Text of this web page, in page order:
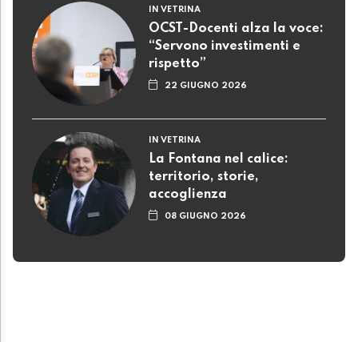
IN VETRINA
OCST-Docenti alza la voce:
“Servono investimenti e
rispetto”
22 GIUGNO 2026
IN VETRINA
La Fontana nel calice:
territorio, storie,
accoglienza
08 GIUGNO 2026